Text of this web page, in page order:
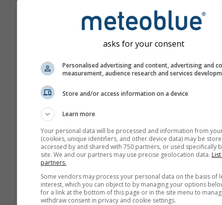
asks for your consent
Personalised advertising and content, advertising and
measurement, audience research and services
Store and/or access information on a device
Learn more
Your personal data will be processed and information from
(cookies, unique identifiers, and other device data) may be
accessed by and shared with 750 partners, or used specifically
site. We and our partners may use precise geolocation data.
partners.
Some vendors may process your personal data on the basis of
interest, which you can object to by managing your options
for a link at the bottom of this page or in the site menu to
withdraw consent in privacy and cookie settings.